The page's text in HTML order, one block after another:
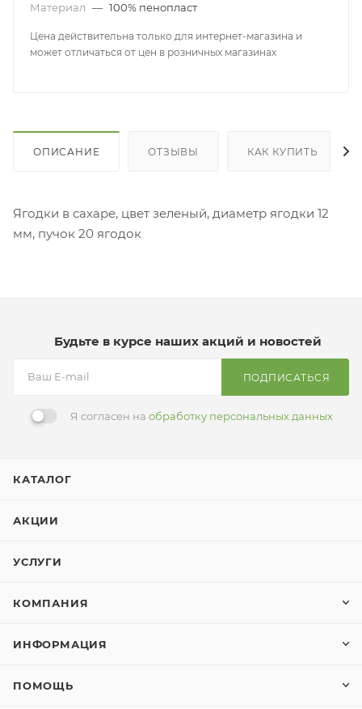
Материал — 100% пенопласт
Цена действительна только для интернет-магазина и
может отличаться от цен в розничных магазинах
ОПИСАНИЕ ОТЗЫВЫ КАК КУПИТЬ
Ягодки в сахаре, цвет зеленый, диаметр ягодки 12
мм, пучок 20 ягодок
Будьте в курсе наших акций и новостей
ПОДПИСАТЬСЯ
Я согласен на обработку персональных данных
КАТАЛОГ
АКЦИИ
УСЛУГИ
КОМПАНИЯ
ИНФОРМАЦИЯ
ПОМОЩЬ